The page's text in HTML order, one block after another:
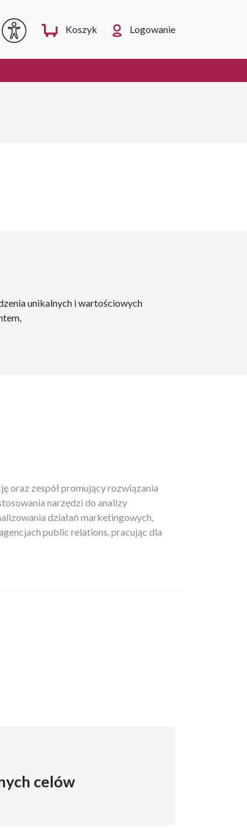
Logowanie
Koszyk
unikalnych i wartościowych
oraz zespół promujący rozwiązania
narzędzi do analizy
działań marketingowych,
public relations, pracując dla
celów